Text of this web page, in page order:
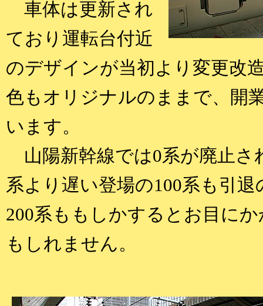
車体は更新され
ており運転台付近
のデザインが当初より変更改
色もオリジナルのままで、開
います。
山陽新幹線では0系が廃止さ
系より遅い登場の100系も引
200系ももしかするとお目に
もしれません。